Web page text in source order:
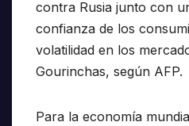
contra Rusia junto con
confianza de los
volatilidad en los
Gourinchas, según AFP.
Para la economía